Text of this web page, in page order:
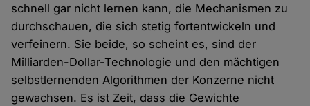
schnell gar nicht lernen kann, die Mechanismen zu
durchschauen, die sich stetig fortentwickeln und
verfeinern. Sie beide, so scheint es, sind der
Milliarden-Dollar-Technologie und den mächtigen
selbstlernenden Algorithmen der Konzerne nicht
gewachsen. Es ist Zeit, dass die Gewichte